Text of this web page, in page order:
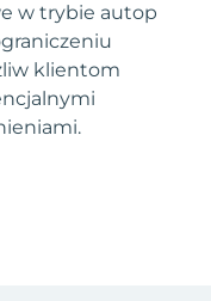
w trybie autop
klientom